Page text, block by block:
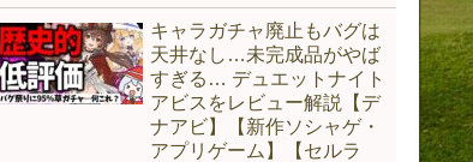
キャラガチャ廃止もバグは
天井なし…未完成品がやば
すぎる… デュエットナイト
アビスをレビュー解説【デ
ナアビ】【新作ソシャゲ・
アプリゲーム】【セルラ